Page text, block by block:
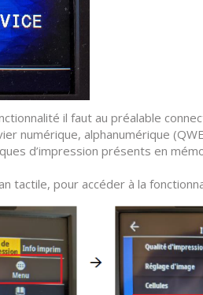
il faut au préalable
numérique, alphanumérique
d’impression présents en
tactile, pour accéder à la